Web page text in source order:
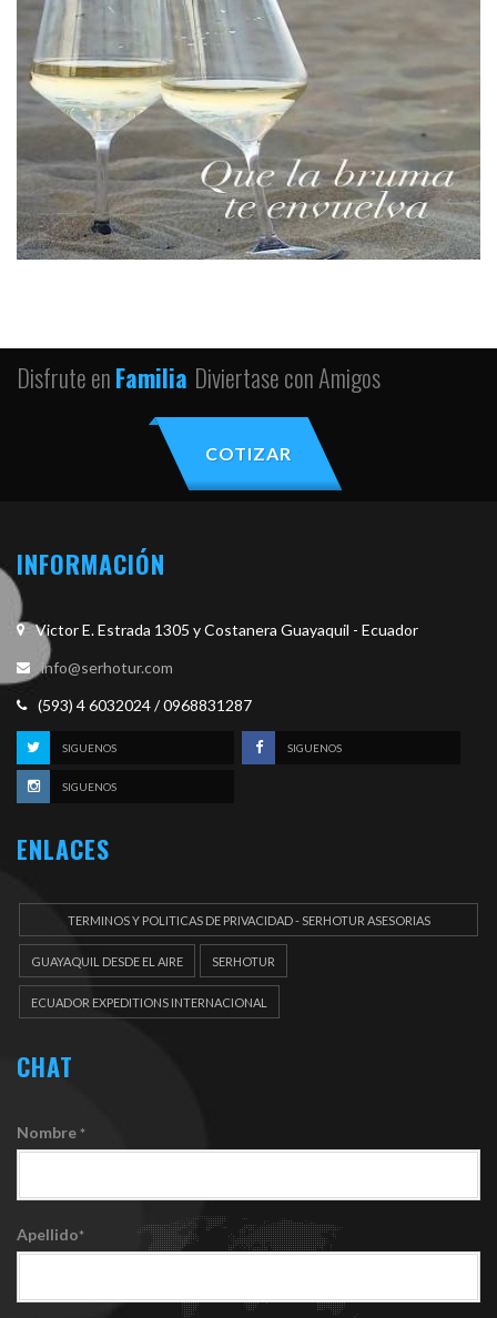
Disfrute enFamilia Diviertase con Amigos
COTIZAR
INFORMACIÓN
Victor E. Estrada 1305 y Costanera Guayaquil - Ecuador
info@serhotur.com
(593) 4 6032024 / 0968831287
SIGUENOS SIGUENOS
SIGUENOS
ENLACES
TERMINOS Y POLITICAS DE PRIVACIDAD - SERHOTUR ASESORIAS
GUAYAQUIL DESDE EL AIRE SERHOTUR
ECUADOR EXPEDITIONS INTERNACIONAL
CHAT
Nombre *
Apellido*